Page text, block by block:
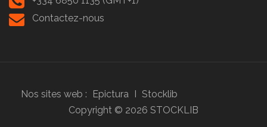
Contactez-nous
Nos sites web : Epictura I Stocklib
Copyright © 2026 STOCKLIB